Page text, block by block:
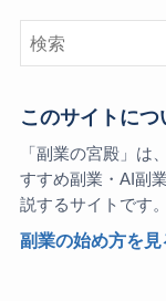
このサイトにつ
「副業の宮殿」は
すすめ副業・AI副
説するサイトです。
副業の始め方を見